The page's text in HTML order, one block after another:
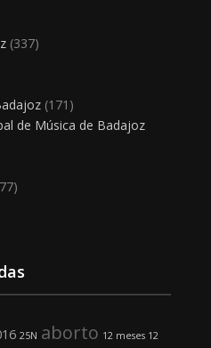
(337)
(171)
de Música de Badajoz
25N aborto 12 meses 12